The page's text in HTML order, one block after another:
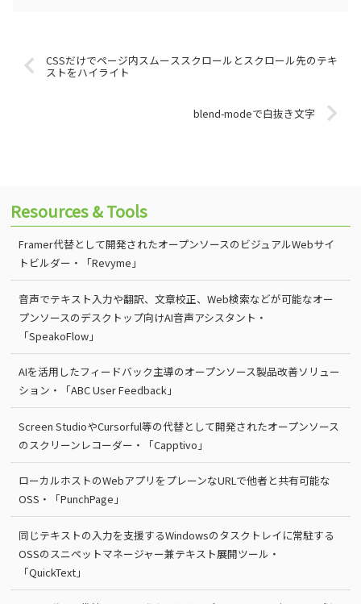
CSSだけでページ内スムーススクロールとスクロール先のテキ
ストをハイライト
blend-modeで白抜き文字
Resources & Tools
Framer代替として開発されたオープンソースのビジュアルWebサイ
トビルダー・「Revyme」
音声でテキスト入力や翻訳、文章校正、Web検索などが可能なオー
プンソースのデスクトップ向けAI音声アシスタント・
「SpeakoFlow」
AIを活用したフィードバック主導のオープンソース製品改善ソリュー
ション・「ABC User Feedback」
Screen StudioやCursorful等の代替として開発されたオープンソース
のスクリーンレコーダー・「Capptivo」
ローカルホストのWebアプリをプレーンなURLで他者と共有可能な
OSS・「PunchPage」
同じテキストの入力を支援するWindowsのタスクトレイに常駐する
OSSのスニペットマネージャー兼テキスト展開ツール・
「QuickText」